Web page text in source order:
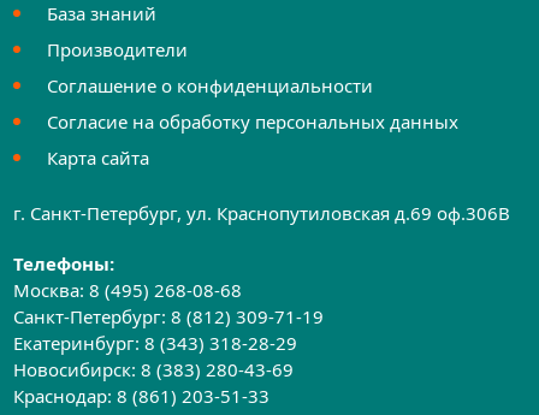
База знаний
Производители
Соглашение о конфиденциальности
Согласие на обработку персональных данных
Карта сайта
г. Санкт-Петербург, ул. Краснопутиловская д.69 оф.306B
Телефоны:
Москва:8 (495) 268-08-68
Санкт-Петербург:8 (812) 309-71-19
Екатеринбург:8 (343) 318-28-29
Новосибирск:8 (383) 280-43-69
Краснодар:8 (861) 203-51-33